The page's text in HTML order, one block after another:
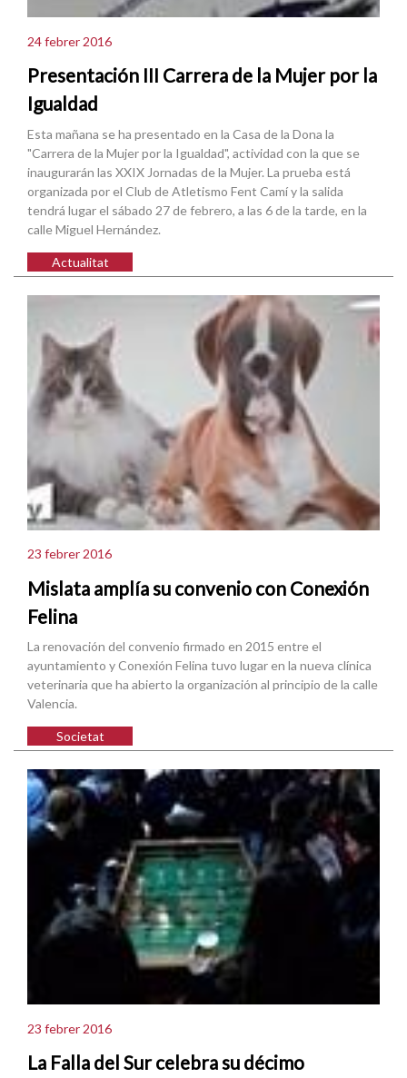
24 febrer 2016
Presentación III Carrera de la Mujer por la
Igualdad
Esta mañana se ha presentado en la Casa de la Dona la
"Carrera de la Mujer por la Igualdad", actividad con la que se
inaugurarán las XXIX Jornadas de la Mujer. La prueba está
organizada por el Club de Atletismo Fent Camí y la salida
tendrá lugar el sábado 27 de febrero, a las 6 de la tarde, en la
calle Miguel Hernández.
Actualitat
23 febrer 2016
Mislata amplía su convenio con Conexión
Felina
La renovación del convenio firmado en 2015 entre el
ayuntamiento y Conexión Felina tuvo lugar en la nueva clínica
veterinaria que ha abierto la organización al principio de la calle
Valencia.
Societat
23 febrer 2016
La Falla del Sur celebra su décimo